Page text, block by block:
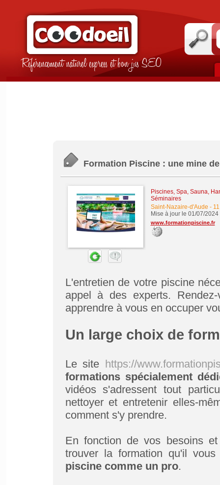
Référencement naturel express et bon jus SEO
Formation Piscine : une mine
Piscines, Spa, Sauna,
Séminaires
Saint-Nazaire-d'Aude -
Mise à jour le 01/07/2024
www.formationpiscine.fr
L'entretien de votre piscine
appel à des experts.
apprendre à vous en occuper
Un large choix de
Le site https://
formations spécialement
vidéos s'adressent tout
nettoyer et entretenir elles-
comment s'y prendre.
En fonction de vos besoins
trouver la formation qu'il
piscine comme un pro.